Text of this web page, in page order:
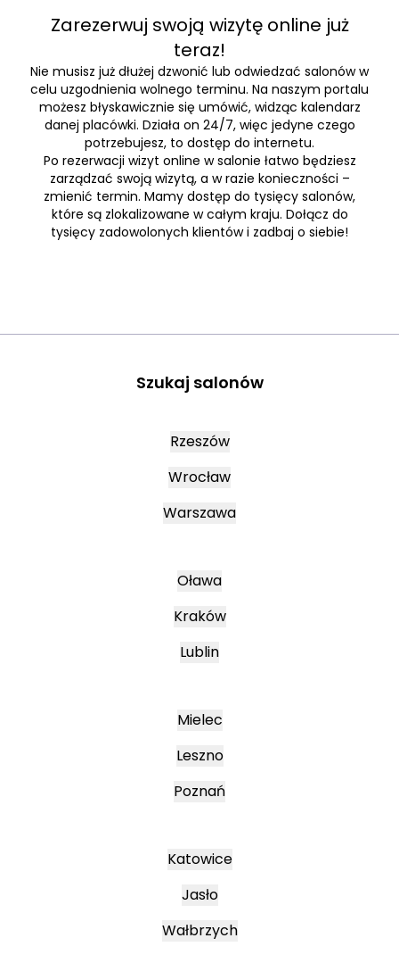
Zarezerwuj swoją wizytę online już
teraz!
Nie musisz już dłużej dzwonić lub odwiedzać salonów w
celu uzgodnienia wolnego terminu. Na naszym portalu
możesz błyskawicznie się umówić, widząc kalendarz
danej placówki. Działa on 24/7, więc jedyne czego
potrzebujesz, to dostęp do internetu.
Po rezerwacji wizyt online w salonie łatwo będziesz
zarządzać swoją wizytą, a w razie konieczności –
zmienić termin. Mamy dostęp do tysięcy salonów,
które są zlokalizowane w całym kraju. Dołącz do
tysięcy zadowolonych klientów i zadbaj o siebie!
Szukaj salonów
Rzeszów
Wrocław
Warszawa
Oława
Kraków
Lublin
Mielec
Leszno
Poznań
Katowice
Jasło
Wałbrzych